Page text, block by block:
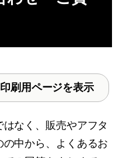
印刷用ページを表示
なく、販売やアフタ
中から、よくあるお